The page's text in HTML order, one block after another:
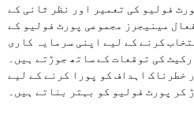
فولیو کی تعمیر اور نظر ثانی کے
مینیجرز مجموعی پورٹ فولیو کے
کرنے کے لیے اپنی سرمایہ کاری
کی توقعات کے ساتھ جوڑتے ہیں۔
خطرناک اہداف کو پورا کرنے کے لیے
کر پورٹ فولیو کو بہتر بناتے ہیں۔